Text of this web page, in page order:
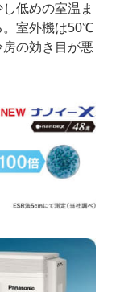
低めの室温ま
。室外機は50℃
の効き目が悪